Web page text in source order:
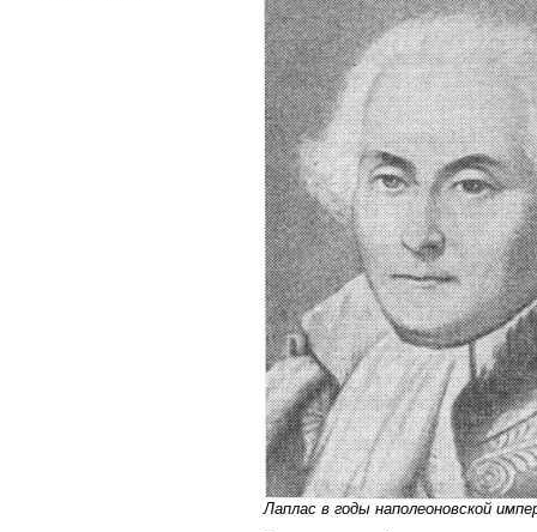
Лаплас в годы наполеоновской